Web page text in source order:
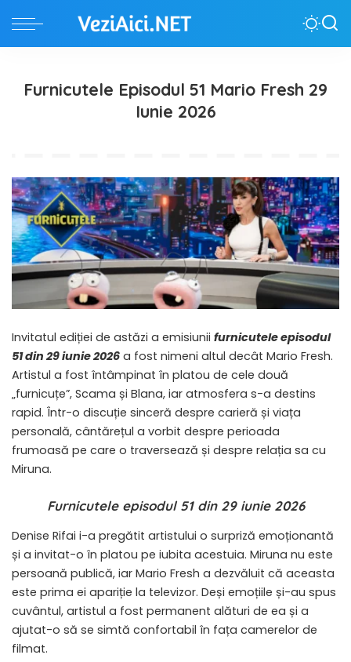
Furnicutele Episodul 51 Mario Fresh 29
Iunie 2026
Invitatul ediției de astăzi a emisiunii furnicutele episodul
51 din 29 iunie 2026 a fost nimeni altul decât Mario Fresh.
Artistul a fost întâmpinat în platou de cele două
„furnicuțe”, Scama și Blana, iar atmosfera s-a destins
rapid. Într-o discuție sinceră despre carieră și viața
personală, cântărețul a vorbit despre perioada
frumoasă pe care o traversează și despre relația sa cu
Miruna.
Furnicutele episodul 51 din 29 iunie 2026
Denise Rifai i-a pregătit artistului o surpriză emoționantă
și a invitat-o în platou pe iubita acestuia. Miruna nu este
persoană publică, iar Mario Fresh a dezvăluit că aceasta
este prima ei apariție la televizor. Deși emoțiile și-au spus
cuvântul, artistul a fost permanent alături de ea și a
ajutat-o să se simtă confortabil în fața camerelor de
filmat.